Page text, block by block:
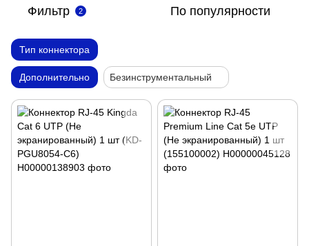
Фильтр 2 По популярности
Тип коннектора
Дополнительно Безинструментальный